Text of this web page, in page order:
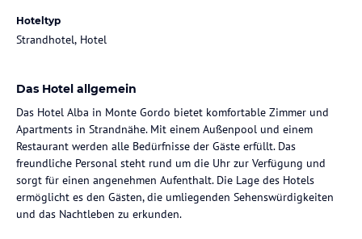
Hoteltyp
Strandhotel, Hotel
Das Hotel allgemein
Das Hotel Alba in Monte Gordo bietet komfortable Zimmer und
Apartments in Strandnähe. Mit einem Außenpool und einem
Restaurant werden alle Bedürfnisse der Gäste erfüllt. Das
freundliche Personal steht rund um die Uhr zur Verfügung und
sorgt für einen angenehmen Aufenthalt. Die Lage des Hotels
ermöglicht es den Gästen, die umliegenden Sehenswürdigkeiten
und das Nachtleben zu erkunden.